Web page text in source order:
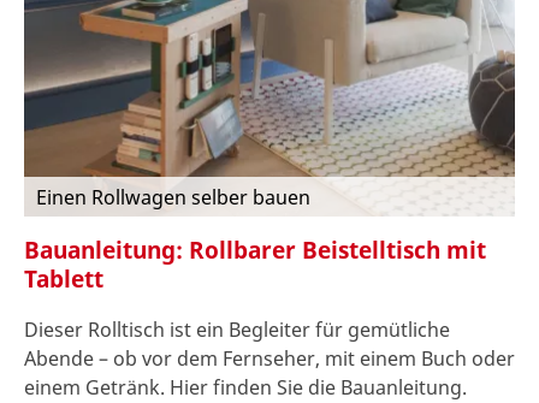
Einen Rollwagen selber bauen
Bauanleitung: Rollbarer Beistelltisch mit
Tablett
Dieser Rolltisch ist ein Begleiter für gemütliche
Abende – ob vor dem Fernseher, mit einem Buch oder
einem Getränk. Hier finden Sie die Bauanleitung.